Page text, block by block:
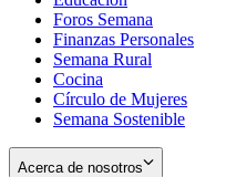
window
Foros Semana
Finanzas Personales
Semana Rural
Cocina
Círculo de Mujeres
Semana Sostenible
Acerca de nosotros